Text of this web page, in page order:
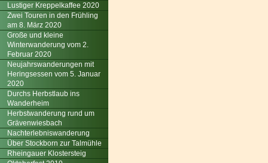
Lustiger Kreppelkaffee 2020
Zwei Touren in den Frühling
am 8. März 2020
Große und kleine
Winterwanderung vom 2.
Februar 2020
Neujahrswanderungen mit
Heringsessen vom 5. Januar
2020
Durchs Herbstlaub ins
Wanderheim
Herbstwanderung rund um
Grävenwiesbach
Nachterlebniswanderung
Über Stockborn zur Talmühle
Rheingauer Klostersteig